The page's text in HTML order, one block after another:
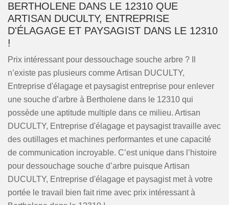
BERTHOLENE DANS LE 12310 QUE
ARTISAN DUCULTY, ENTREPRISE
D'ÉLAGAGE ET PAYSAGIST DANS LE 12310
!
Prix intéressant pour dessouchage souche arbre ? Il
n’existe pas plusieurs comme Artisan DUCULTY,
Entreprise d'élagage et paysagist entreprise pour enlever
une souche d’arbre à Bertholene dans le 12310 qui
possède une aptitude multiple dans ce milieu. Artisan
DUCULTY, Entreprise d'élagage et paysagist travaille avec
des outillages et machines performantes et une capacité
de communication incroyable. C’est unique dans l’histoire
pour dessouchage souche d’arbre puisque Artisan
DUCULTY, Entreprise d'élagage et paysagist met à votre
portée le travail bien fait rime avec prix intéressant à